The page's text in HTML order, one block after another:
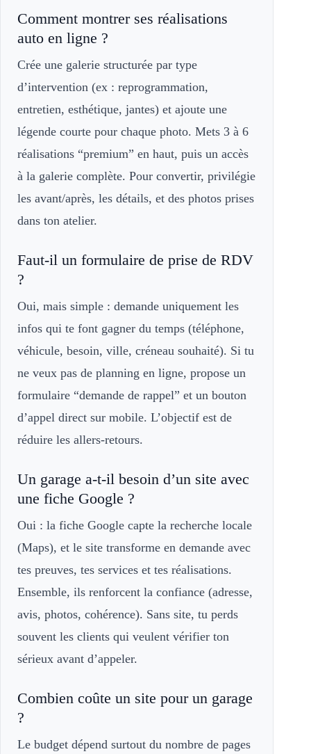
Comment montrer ses réalisations
auto en ligne ?
Crée une galerie structurée par type
d’intervention (ex : reprogrammation,
entretien, esthétique, jantes) et ajoute une
légende courte pour chaque photo. Mets 3 à 6
réalisations “premium” en haut, puis un accès
à la galerie complète. Pour convertir, privilégie
les avant/après, les détails, et des photos prises
dans ton atelier.
Faut-il un formulaire de prise de RDV
?
Oui, mais simple : demande uniquement les
infos qui te font gagner du temps (téléphone,
véhicule, besoin, ville, créneau souhaité). Si tu
ne veux pas de planning en ligne, propose un
formulaire “demande de rappel” et un bouton
d’appel direct sur mobile. L’objectif est de
réduire les allers-retours.
Un garage a-t-il besoin d’un site avec
une fiche Google ?
Oui : la fiche Google capte la recherche locale
(Maps), et le site transforme en demande avec
tes preuves, tes services et tes réalisations.
Ensemble, ils renforcent la confiance (adresse,
avis, photos, cohérence). Sans site, tu perds
souvent les clients qui veulent vérifier ton
sérieux avant d’appeler.
Combien coûte un site pour un garage
?
Le budget dépend surtout du nombre de pages